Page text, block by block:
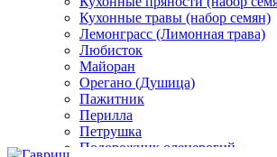
Кухонные травы (набор семян)
Лемонграсс (Лимонная трава)
Любисток
Майоран
Орегано (Душица)
Пажитник
Перилла
Петрушка
Подорожник оленерогий